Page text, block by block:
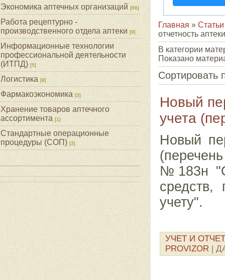
Экономика аптечных организаций [66]
Работа рецептурно -
производственного отдела аптеки [9]
Информационные технологии
профессиональной деятельности
(ИТПД) [5]
Логистика [8]
Фармакоэкономика [3]
Хранение товаров аптечного
ассортимента [1]
Стандартные операционные
процедуры (СОП) [3]
Главная » Статьи
отчетность аптеки
В категории
Показано
Сортировать
Новый
учета
Новый
№183н
средств,
учету".
УЧЕТ И
PROVIZOR |